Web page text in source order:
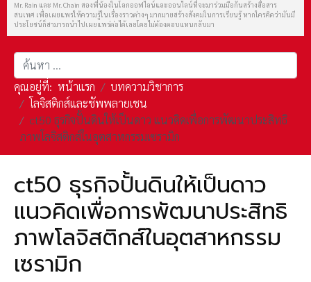
Mr. Rain และ Mr. Chain สองพี่น้องในโลกออฟไลน์และออนไลน์ที่จะมาร่วมมือกันสร้างสื่อสาร
สนเทศ เพื่อเผยแพร่ให้ความรู้ในเรื่องราวต่างๆ มากมายสร้างสังคมในการเรียนรู้ หากใครคิดว่ามันมี
ประโยชน์ก็สามารถนำไปเผยแพร่ต่อได้เลยโดยไม่ต้องตอบแทนกลับมา
การค้นหา
คุณอยู่ที่: หน้าแรก
บทความวิชาการ
โลจิสติกส์และชัพพลายเชน
ct50 ธุรกิจปั้นดินให้เป็นดาว แนวคิดเพื่อการพัฒนาประสิทธิ
ภาพโลจิสติกส์ในอุตสาหกรรมเซรามิก
ct50 ธุรกิจปั้นดินให้เป็นดาว
แนวคิดเพื่อการพัฒนาประสิทธิ
ภาพโลจิสติกส์ในอุตสาหกรรม
เซรามิก